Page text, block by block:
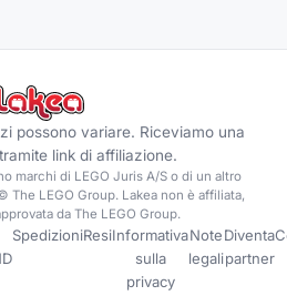
possono variare. Riceviamo una
link di affiliazione.
marchi di LEGO Juris A/S o di un altro
The LEGO Group. Lakea non è affiliata,
da The LEGO Group.
SpedizioniResiInformativa
sulla
privacy
Note
legali
Diventa
partner